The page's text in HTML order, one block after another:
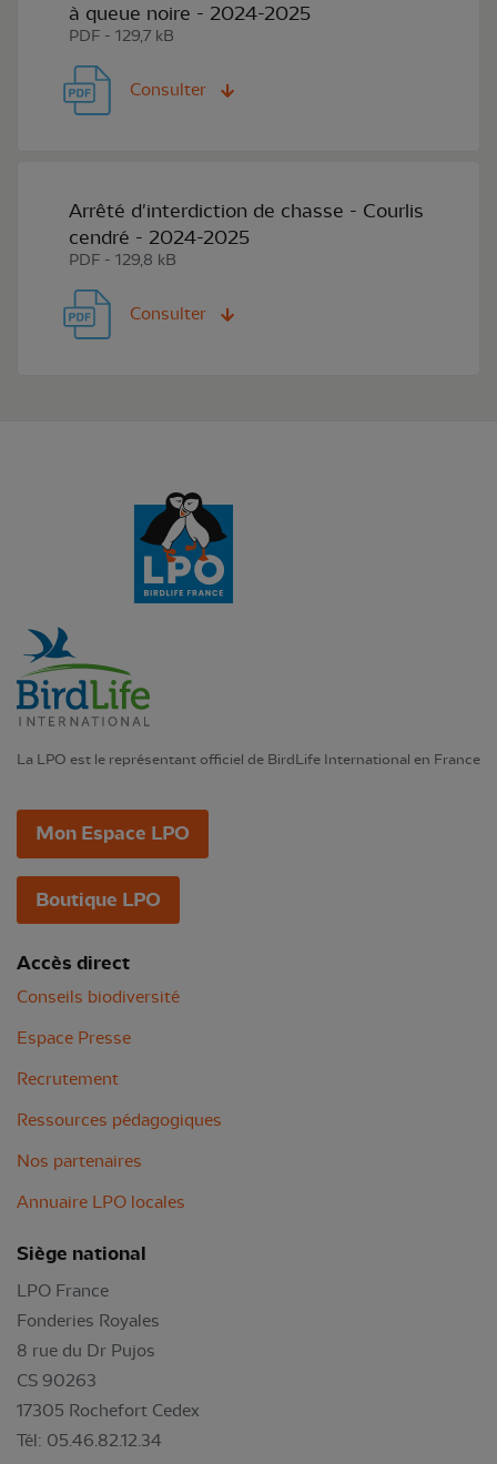
à queue noire - 2024-2025
PDF - 129,7 kB
Consulter
Arrêté d'interdiction de chasse - Courlis
cendré - 2024-2025
PDF - 129,8 kB
Consulter
La LPO est le représentant officiel de BirdLife International en France
Mon Espace LPO
Boutique LPO
Accès direct
Conseils biodiversité
Espace Presse
Recrutement
Ressources pédagogiques
Nos partenaires
Annuaire LPO locales
Siège national
LPO France
Fonderies Royales
8 rue du Dr Pujos
CS 90263
17305 Rochefort Cedex
Tél: 05.46.82.12.34